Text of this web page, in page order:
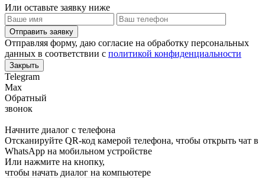
Или оставьте заявку ниже
Отправить заявку
Отправляя форму, даю согласие на обработку персональных
данных в соответствии с политикой конфиденциальности
Закрыть
Telegram
Max
Обратный
звонок
Начните диалог с телефона
Отсканируйте QR-код камерой телефона, чтобы открыть чат в
WhatsApp на мобильном устройстве
Или нажмите на кнопку,
чтобы начать диалог на компьютере